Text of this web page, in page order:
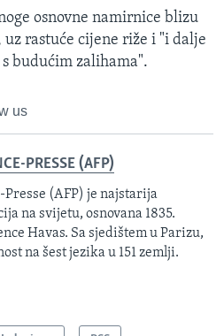
osnovne namirnice blizu
rastuće cijene riže i "i dalje
budućim zalihama".
us
PRESSE (AFP)
Presse (AFP) je najstarija
na svijetu, osnovana 1835.
Havas. Sa sjedištem u Parizu,
na šest jezika u 151 zemlji.